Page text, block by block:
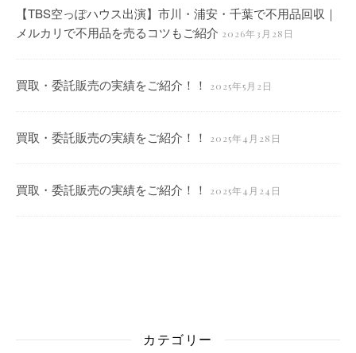
【TBS空っぽハウス出演】市川・浦安・千葉で不用品回収｜
メルカリで不用品を売るコツもご紹介 2026年3月28日
買取・委託販売の実績をご紹介！！ 2025年5月2日
買取・委託販売の実績をご紹介！！ 2025年4月28日
買取・委託販売の実績をご紹介！！ 2025年4月24日
カテゴリー